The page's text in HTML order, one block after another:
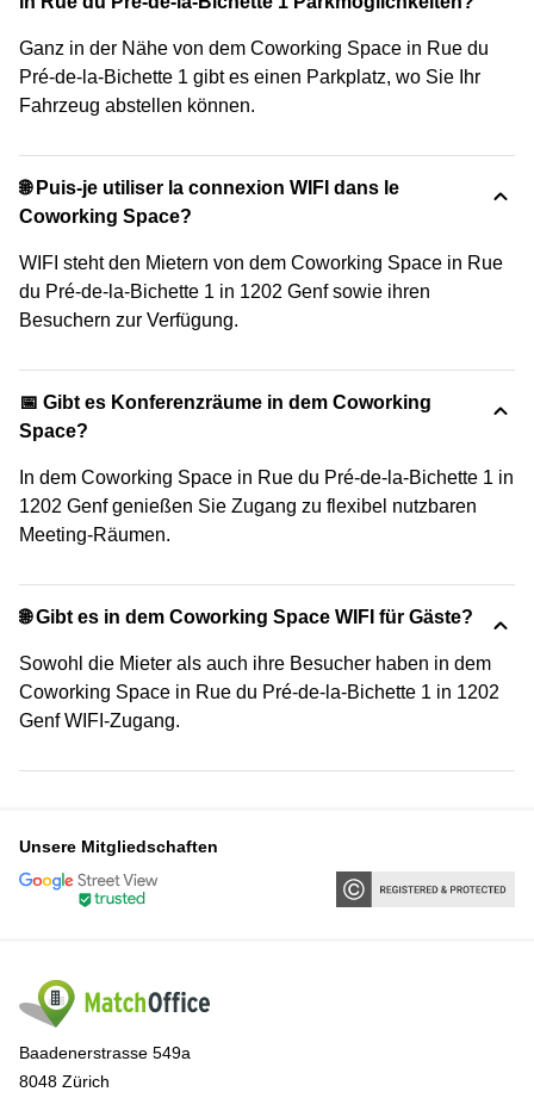
Ganz in der Nähe von dem Coworking Space in Rue du
Pré-de-la-Bichette 1 gibt es einen Parkplatz, wo Sie Ihr
Fahrzeug abstellen können.
🌐 Puis-je utiliser la connexion WIFI dans le
Coworking Space?
WIFI steht den Mietern von dem Coworking Space in Rue
du Pré-de-la-Bichette 1 in 1202 Genf sowie ihren
Besuchern zur Verfügung.
📅 Gibt es Konferenzräume in dem Coworking
Space?
In dem Coworking Space in Rue du Pré-de-la-Bichette 1 in
1202 Genf genießen Sie Zugang zu flexibel nutzbaren
Meeting-Räumen.
🌐 Gibt es in dem Coworking Space WIFI für Gäste?
Sowohl die Mieter als auch ihre Besucher haben in dem
Coworking Space in Rue du Pré-de-la-Bichette 1 in 1202
Genf WIFI-Zugang.
Unsere Mitgliedschaften
Baadenerstrasse 549a
8048 Zürich